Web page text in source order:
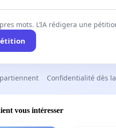
mots. L’IA rédigera une
Confidentialité dès
vous intéresser